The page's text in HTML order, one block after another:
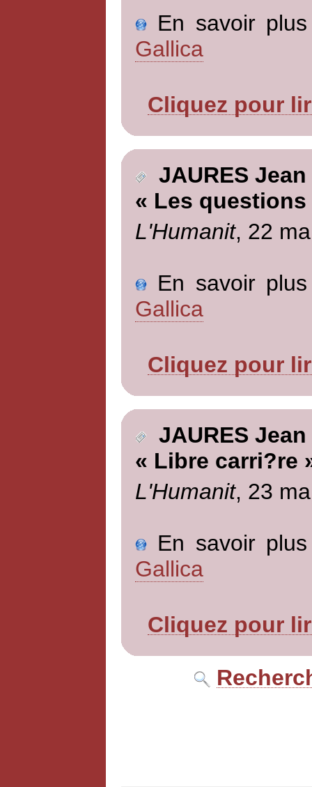
En savoir
Gallica
Cliquez pour
JAURES Jean
« Les
L'Humanit, 22
En savoir
Gallica
Cliquez pour
JAURES Jean
« Libre carri?re
L'Humanit, 23
En savoir
Gallica
Cliquez pour